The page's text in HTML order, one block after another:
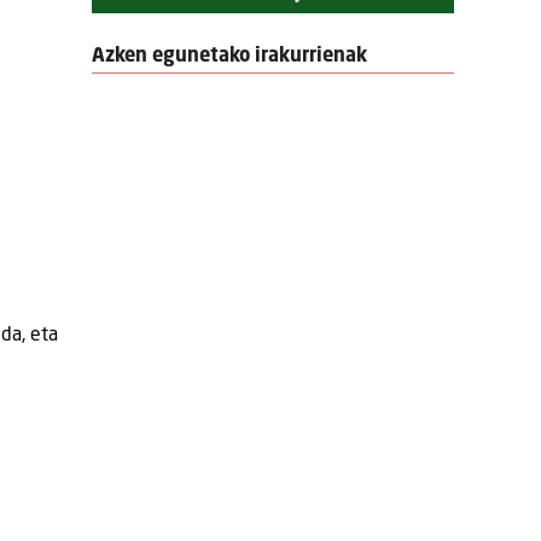
eta
Azken egunetako irakurrienak